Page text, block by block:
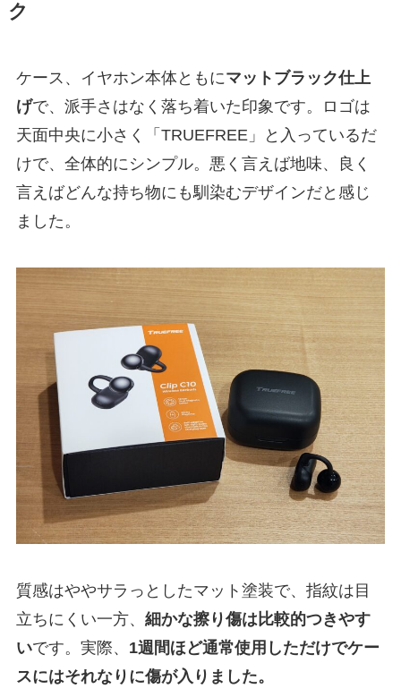
ク
ケース、イヤホン本体ともにマットブラック仕上
げで、派手さはなく落ち着いた印象です。ロゴは
天面中央に小さく「TRUEFREE」と入っているだ
けで、全体的にシンプル。悪く言えば地味、良く
言えばどんな持ち物にも馴染むデザインだと感じ
ました。
質感はややサラっとしたマット塗装で、指紋は目
立ちにくい一方、 細かな擦り傷は比較的つきやす
いです。実際、 1週間ほど通常使用しただけでケー
スにはそれなりに傷が入りました。